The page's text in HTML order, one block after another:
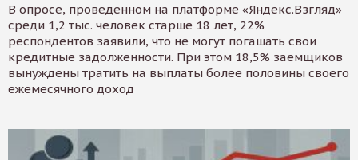
В опросе, проведенном на платформе «Яндекс.Взгляд»
среди 1,2 тыс. человек старше 18 лет, 22%
респондентов заявили, что не могут погашать свои
кредитные задолженности. При этом 18,5% заемщиков
вынуждены тратить на выплаты более половины своего
ежемесячного доход